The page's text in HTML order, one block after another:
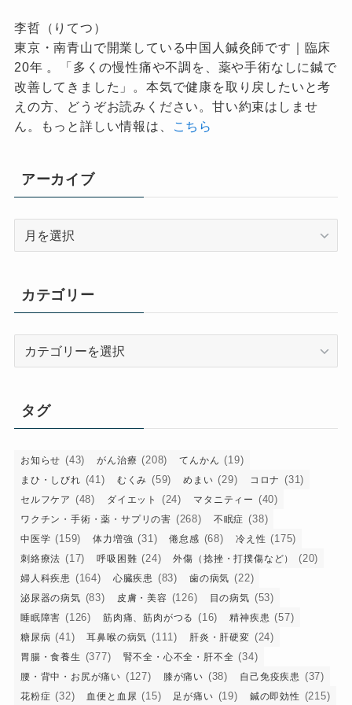
李哲（りてつ）
東京・南青山で開業している中国人鍼灸師です｜臨床
20年 。「多くの慢性痛や不調を、薬や手術なしに鍼で
改善してきました」。本気で健康を取り戻したいと考
えの方、どうぞお読みください。甘い約束はしませ
ん。もっと詳しい情報は、
こちら
アーカイブ
ブ
カテゴリー
ー
タグ
お知らせ (43) がん治療 (208) てんかん (19)
まひ・しびれ (41) むくみ (59) めまい (29) コロナ (31)
セルフケア (48) ダイエット (24) マタニティー (40)
ワクチン・手術・薬・サプリの害 (268) 不眠症 (38)
中医学 (159) 体力増強 (31) 倦怠感 (68) 冷え性 (175)
刺絡療法 (17) 呼吸困難 (24) 外傷（捻挫・打撲傷など） (20)
婦人科疾患 (164) 心臓疾患 (83) 歯の病気 (22)
泌尿器の病気 (83) 皮膚・美容 (126) 目の病気 (53)
睡眠障害 (126) 筋肉痛、筋肉がつる (16) 精神疾患 (57)
糖尿病 (41) 耳鼻喉の病気 (111) 肝炎・肝硬変 (24)
胃腸・食養生 (377) 腎不全・心不全・肝不全 (34)
腰・背中・お尻が痛い (127) 膝が痛い (38) 自己免疫疾患 (37)
花粉症 (32) 血便と血尿 (15) 足が痛い (19) 鍼の即効性 (215)